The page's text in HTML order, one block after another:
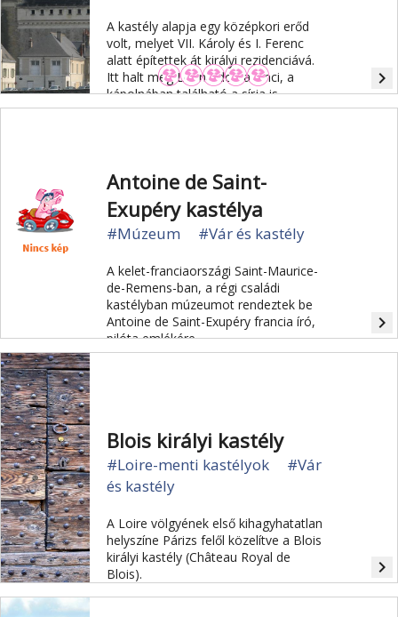
A kastély alapja egy középkori erőd
volt, melyet VII. Károly és I. Ferenc
alatt építettek át királyi rezidenciává.
Itt halt meg Leonardo da Vinci, a
kápolnában található a sírja is.
navigate_next
Antoine de Saint-
Exupéry kastélya
#Múzeum #Vár és kastély
A kelet-franciaországi Saint-Maurice-
de-Remens-ban, a régi családi
kastélyban múzeumot rendeztek be
Antoine de Saint-Exupéry francia író,
pilóta emlékére.
navigate_next
Blois királyi kastély
#Loire-menti kastélyok
#Vár
és kastély
A Loire völgyének első kihagyhatatlan
helyszíne Párizs felől közelítve a Blois
királyi kastély (Château Royal de
Blois).
navigate_next